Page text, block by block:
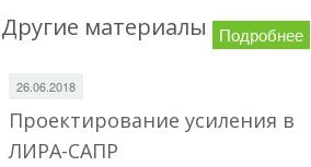
Другие материалы Подробнее
26.06.2018
Проектирование усиления в
ЛИРА-САПР